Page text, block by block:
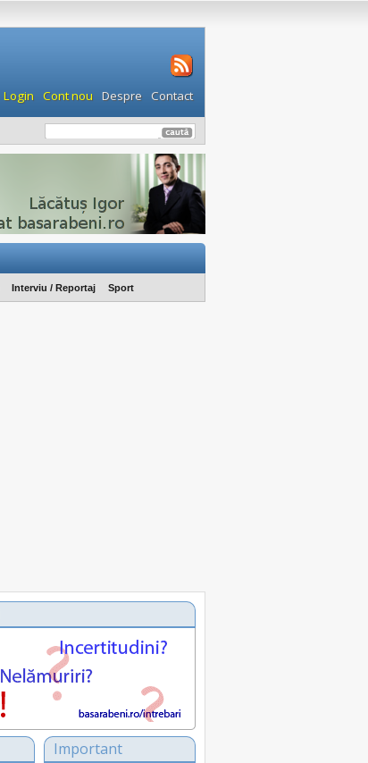
Login Cont nou Despre Contact
Interviu / Reportaj Sport
Important